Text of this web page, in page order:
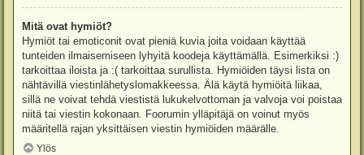
Mitä ovat hymiöt?
Hymiöt tai emoticonit ovat pieniä kuvia joita voidaan käyttää
tunteiden ilmaisemiseen lyhyitä koodeja käyttämällä. Esimerkiksi :)
tarkoittaa iloista ja :( tarkoittaa surullista. Hymiöiden täysi lista on
nähtävillä viestinlähetyslomakkeessa. Älä käytä hymiöitä liikaa,
sillä ne voivat tehdä viestistä lukukelvottoman ja valvoja voi poistaa
niitä tai viestin kokonaan. Foorumin ylläpitäjä on voinut myös
määritellä rajan yksittäisen viestin hymiöiden määrälle.
Ylös